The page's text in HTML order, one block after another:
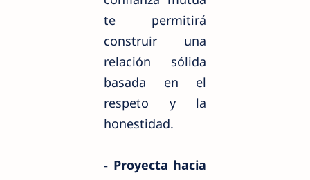
te permitirá
construir una
relación sólida
basada en el
respeto y la
honestidad.
- Proyecta hacia